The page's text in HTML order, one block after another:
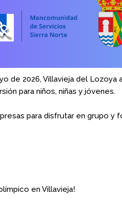
de 2026, Villavieja del Lozoya
para niños, niñas y jóvenes.
para disfrutar en grupo y
en Villavieja!